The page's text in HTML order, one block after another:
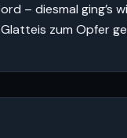
– diesmal
zum Opfer